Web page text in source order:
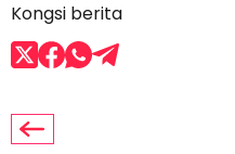
Kongsi berita